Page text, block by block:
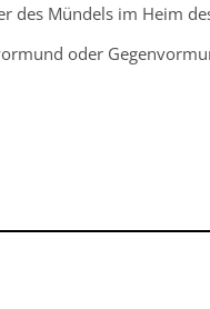
des Mündels im Heim
oder